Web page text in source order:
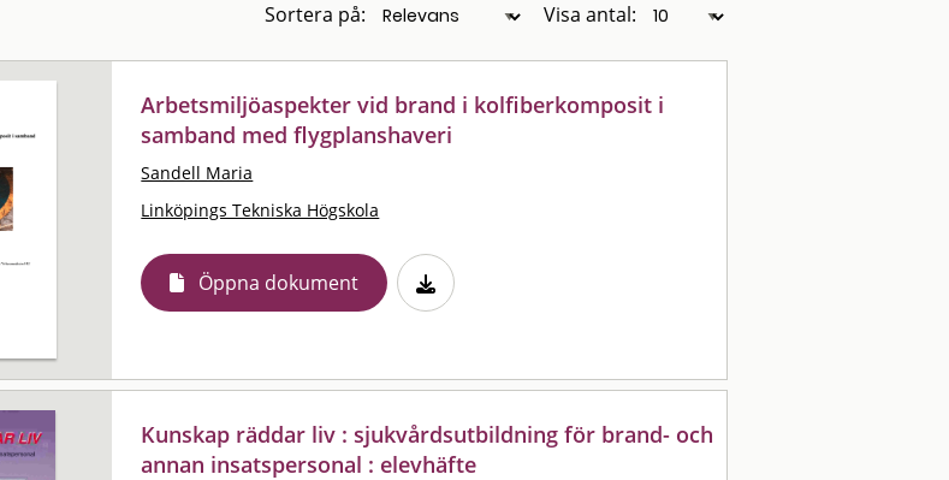
Sortera på: Visa antal:
Arbetsmiljöaspekter vid brand i kolfiberkomposit i
samband med flygplanshaveri
Sandell Maria
Linköpings Tekniska Högskola
Öppna dokument
Kunskap räddar liv : sjukvårdsutbildning för brand- och
annan insatspersonal : elevhäfte